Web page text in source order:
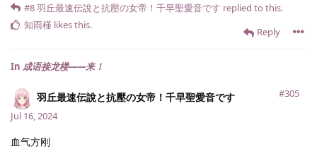
Reply
#8羽丘最速伝說と抗壓の女帝！千早聖愛音です replied to this.
知雨槿 likes this.
In 成语接龙楼——来！
羽丘最速伝說と抗壓の女帝！千早聖愛音です
#305
Jul 16, 2024
血气方刚